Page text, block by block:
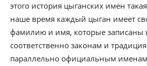
этого история цыганских имен
наше время каждый цыган имеет
фамилию и имя, которые записаны
соответственно законам и
параллельно официальным